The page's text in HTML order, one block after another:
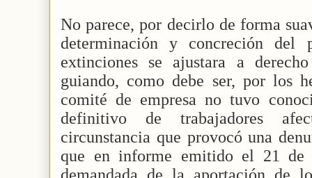
No parece, por decirlo de forma
determinación y concreción del
extinciones se ajustara a
guiando, como debe ser, por los
comité de empresa no tuvo
definitivo de trabajadores
circunstancia que provocó una
que en informe emitido el 21 de
demandada de la aportación de